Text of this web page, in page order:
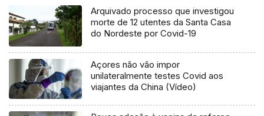
Arquivado processo que investigou
morte de 12 utentes da Santa Casa
do Nordeste por Covid-19
Açores não vão impor
unilateralmente testes Covid aos
viajantes da China (Vídeo)